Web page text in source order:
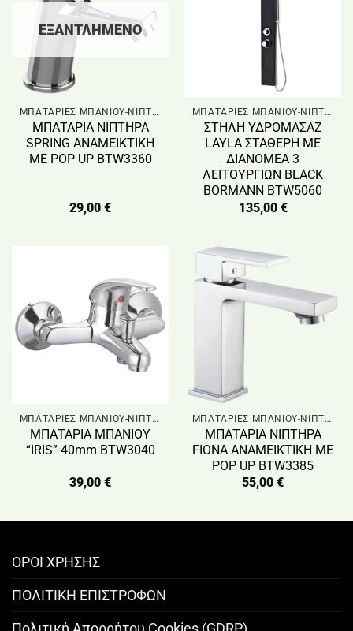
ΕΞΑΝΤΛΗΜΈΝΟ
ΜΠΑΤΑΡΙΕΣ ΜΠΑΝΙΟΥ-ΝΙΠΤΗΡΑ & ΣΤΗΛΗ ΝΤΟΥΣ
ΜΠΑΤΑΡΙΑ ΝΙΠΤΗΡΑ
SPRING ΑΝΑΜΕΙΚΤΙΚΗ
ΜΕ POP UP BTW3360
29,00 €
ΜΠΑΤΑΡΙΕΣ ΜΠΑΝΙΟΥ-ΝΙΠΤΗΡΑ & ΣΤΗΛΗ ΝΤΟΥΣ
ΣΤΗΛΗ ΥΔΡΟΜΑΣΑΖ
LAYLA ΣΤΑΘΕΡΗ ΜΕ
ΔΙΑΝΟΜΕΑ 3
ΛΕΙΤΟΥΡΓΙΩΝ BLACK
BORMANN BTW5060
135,00 €
ΜΠΑΤΑΡΙΕΣ ΜΠΑΝΙΟΥ-ΝΙΠΤΗΡΑ & ΣΤΗΛΗ ΝΤΟΥΣ
ΜΠΑΤΑΡΙΑ ΜΠΑΝΙΟΥ
“IRIS” 40mm BTW3040
39,00 €
ΜΠΑΤΑΡΙΕΣ ΜΠΑΝΙΟΥ-ΝΙΠΤΗΡΑ & ΣΤΗΛΗ ΝΤΟΥΣ
ΜΠΑΤΑΡΙΑ ΝΙΠΤΗΡΑ
FIONA ΑΝΑΜΕΙΚΤΙΚΗ ΜΕ
POP UP BTW3385
55,00 €
ΟΡΟΙ ΧΡΗΣΗΣ
ΠΟΛΙΤΙΚΗ ΕΠΙΣΤΡΟΦΩΝ